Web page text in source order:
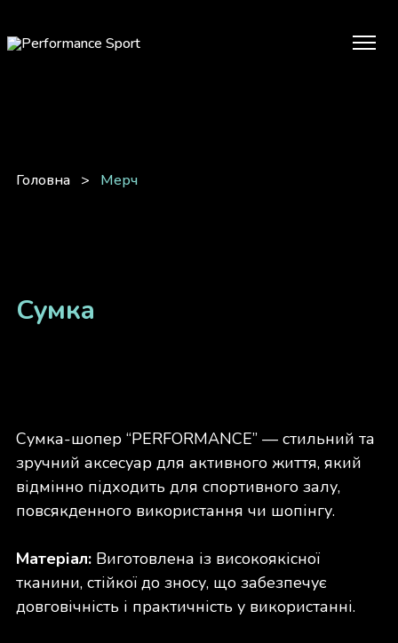
Головна > Мерч
Сумка
Сумка-шопер “PERFORMANCE” — стильний та
зручний аксесуар для активного життя, який
відмінно підходить для спортивного залу,
повсякденного використання чи шопінгу.
Матеріал: Виготовлена із високоякісної
тканини, стійкої до зносу, що забезпечує
довговічність і практичність у використанні.